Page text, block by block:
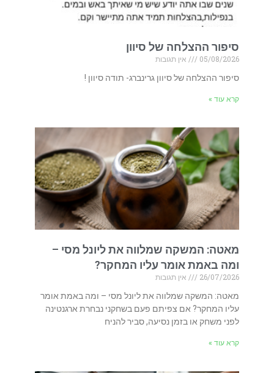
סיפור ההצלחה של סיוון
05/08/2026
אין תגובות
סיפור ההצלחה של סיוון גרינברג- תודה סיוון !
קרא עוד »
מאטה: המשקה שמלווה את ליונל מסי –
ומה באמת אומר עליו המחקר?
26/07/2026
אין תגובות
מאטה: המשקה שמלווה את ליונל מסי – ומה באמת אומר
עליו המחקר? אם צפיתם פעם בשחקני נבחרת ארגנטינה
לפני משחק או בזמן נסיעה, סביר להניח
קרא עוד »